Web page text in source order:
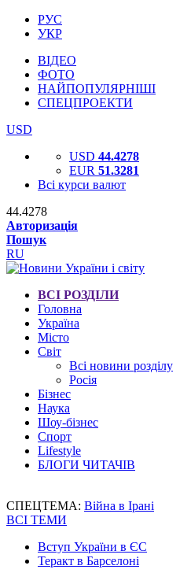
РУС
УКР
ВІДЕО
ФОТО
НАЙПОПУЛЯРНІШІ
СПЕЦПРОЕКТИ
USD
USD 44.4278
EUR 51.3281
Всі курси валют
44.4278
Авторизація
Пошук
RU
ВСІ РОЗДІЛИ
Головна
Україна
Місто
Світ
Всі новини розділу
Росія
Бізнес
Наука
Шоу-бізнес
Спорт
Lifestyle
БЛОГИ ЧИТАЧІВ
СПЕЦТЕМА: Війна в Ірані
ВСІ ТЕМИ
Вступ України в ЄС
Теракт в Барселоні